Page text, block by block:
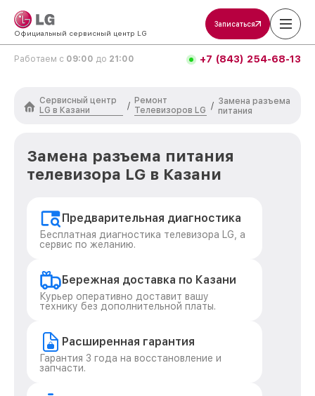
Официальный сервисный центр LG
Записаться
Работаем с 09:00 до 21:00 +7 (843) 254-68-13
Сервисный центр
LG в Казани
/
Ремонт
Телевизоров LG / Замена разъема
питания
Замена разъема питания
телевизора LG в Казани
Предварительная диагностика
Бесплатная диагностика телевизора LG, а
сервис по желанию.
Бережная доставка по Казани
Курьер оперативно доставит вашу
технику без дополнительной платы.
Расширенная гарантия
Гарантия 3 года на восстановление и
запчасти.